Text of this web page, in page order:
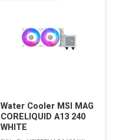
Water Cooler MSI MAG
CORELIQUID A13 240
WHITE